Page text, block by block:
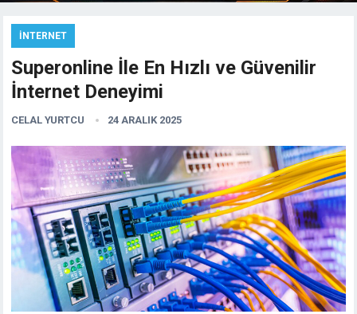
İNTERNET
Superonline İle En Hızlı ve Güvenilir
İnternet Deneyimi
CELAL YURTCU 24 ARALIK 2025